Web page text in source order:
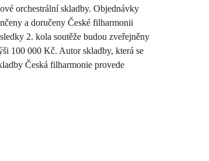
orchestrální skladby. Objednávky
a doručeny České filharmonii
2. kola soutěže budou zveřejněny
100 000 Kč. Autor skladby, která se
Česká filharmonie provede